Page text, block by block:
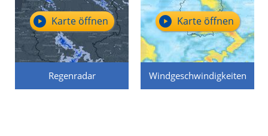
Regenradar
Karte öffnen
Windgeschwindigkeiten
Karte öffnen